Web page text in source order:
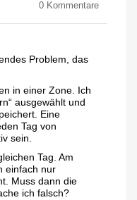
0 Kommentare
Problem, das
in einer Zone. Ich
ausgewählt und
Eine
Tag von
sein.
Tag. Am
einfach nur
Muss dann die
ich falsch?